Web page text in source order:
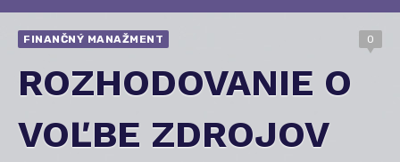
FINANČNÝ MANAŽMENT 0
ROZHODOVANIE O
VOĽBE ZDROJOV